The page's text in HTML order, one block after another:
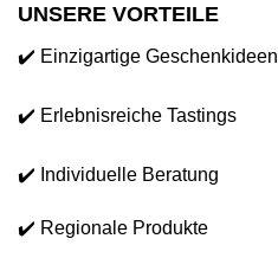
UNSERE VORTEILE
✔️ Einzigartige Geschenkideen
✔️ Erlebnisreiche Tastings
✔️ Individuelle Beratung
✔️ Regionale Produkte